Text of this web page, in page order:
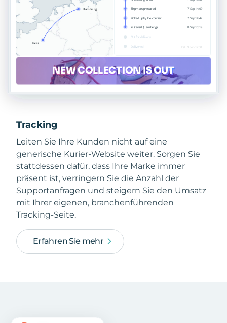
Tracking
Leiten Sie Ihre Kunden nicht auf eine
generische Kurier-Website weiter. Sorgen Sie
stattdessen dafür, dass Ihre Marke immer
präsent ist, verringern Sie die Anzahl der
Supportanfragen und steigern Sie den Umsatz
mit Ihrer eigenen, branchenführenden
Tracking-Seite.
Erfahren Sie mehr